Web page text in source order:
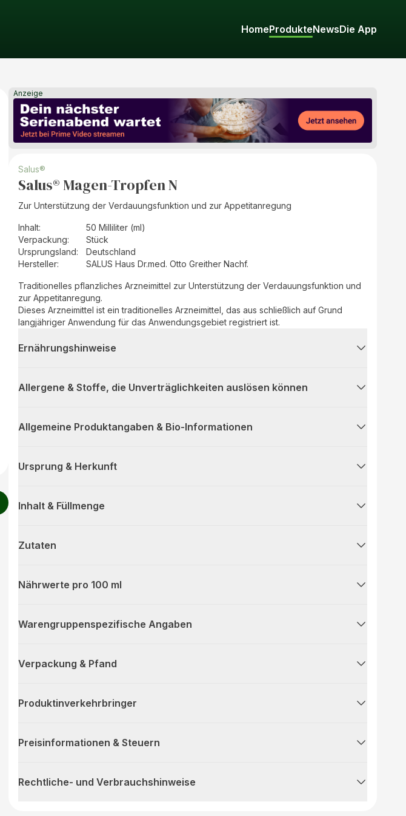
HomeProdukteNewsDie App
Anzeige
Salus®
Salus® Magen-Tropfen N
Zur Unterstützung der Verdauungsfunktion und zur Appetitanregung
Inhalt:
50 Milliliter (ml)
Verpackung:
Stück
Ursprungsland:
Deutschland
Hersteller: SALUS Haus Dr.med. Otto Greither Nachf.
Traditionelles pflanzliches Arzneimittel zur Unterstützung der Verdauungsfunktion und
zur Appetitanregung.
Dieses Arzneimittel ist ein traditionelles Arzneimittel, das aus schließlich auf Grund
langjähriger Anwendung für das Anwendungsgebiet registriert ist.
Ernährungshinweise
Allergene & Stoffe, die Unverträglichkeiten auslösen können
Allgemeine Produktangaben & Bio-Informationen
Ursprung & Herkunft
Inhalt & Füllmenge
Zutaten
Nährwerte pro 100 ml
Warengruppenspezifische Angaben
Verpackung & Pfand
Produktinverkehrbringer
Preisinformationen & Steuern
Rechtliche- und Verbrauchshinweise